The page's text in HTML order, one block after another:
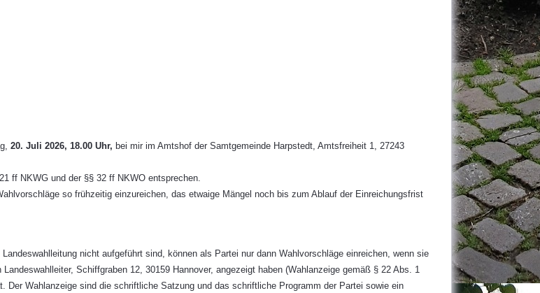
20. Juli 2026, 18.00 Uhr, bei mir im Amtshof der Samtgemeinde Harpstedt, Amtsfreiheit 1, 27243
ff NKWG und der §§ 32 ff NKWO entsprechen.
so frühzeitig einzureichen, das etwaige Mängel noch bis zum Ablauf der Einreichungsfrist
nicht aufgeführt sind, können als Partei nur dann Wahlvorschläge einreichen, wenn sie
Schiffgraben 12, 30159 Hannover, angezeigt haben (Wahlanzeige gemäß § 22 Abs. 1
Der Wahlanzeige sind die schriftliche Satzung und das schriftliche Programm der Partei sowie ein